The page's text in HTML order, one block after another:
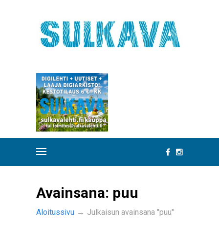
Avainsana: puu
Aloitussivu → Julkaisun avainsana "puu"